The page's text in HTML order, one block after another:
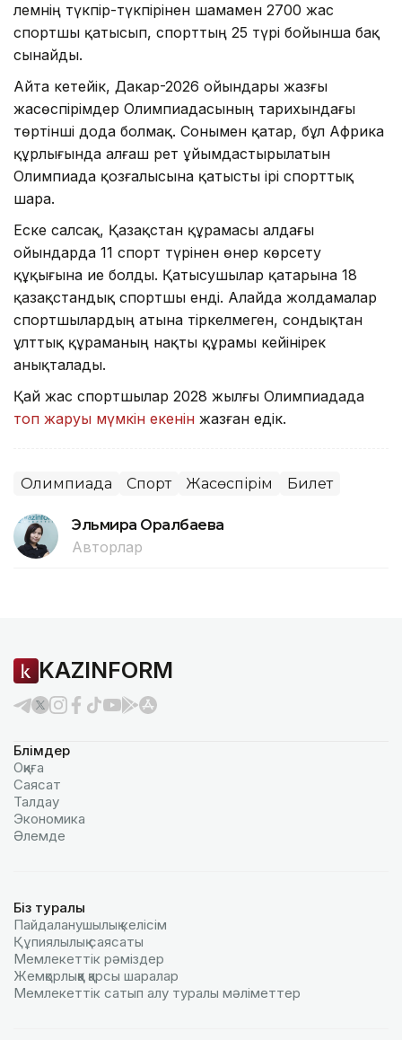
әлемнің түкпір-түкпірінен шамамен 2700 жас
спортшы қатысып, спорттың 25 түрі бойынша бақ
сынайды.
Айта кетейік, Дакар-2026 ойындары жазғы
жасөспірімдер Олимпиадасының тарихындағы
төртінші дода болмақ. Сонымен қатар, бұл Африка
құрлығында алғаш рет ұйымдастырылатын
Олимпиада қозғалысына қатысты ірі спорттық
шара.
Еске салсақ, Қазақстан құрамасы алдағы
ойындарда 11 спорт түрінен өнер көрсету
құқығына ие болды. Қатысушылар қатарына 18
қазақстандық спортшы енді. Алайда жолдамалар
спортшылардың атына тіркелмеген, сондықтан
ұлттық құраманың нақты құрамы кейінірек
анықталады.
Қай жас спортшылар 2028 жылғы Олимпиадада
топ жаруы мүмкін екенін жазған едік.
Олимпиада Спорт Жасөспірім Билет
Эльмира Оралбаева
Авторлар
KAZINFORM
Бөлімдер
Оқиға
Саясат
Талдау
Экономика
Әлемде
Біз туралы
Пайдаланушылық келiciм
Құпиялылық саясаты
Мемлекеттік рәміздер
Жемқорлыққа қарсы шаралар
Мемлекеттік сатып алу туралы мәлiметтер